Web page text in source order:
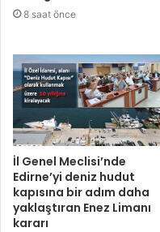
8 saat önce
İl Genel Meclisi’nde
Edirne’yi deniz hudut
kapısına bir adım daha
yaklaştıran Enez Limanı
kararı